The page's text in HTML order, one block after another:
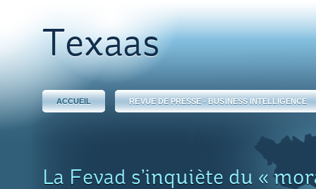
Texaas
ACCUEIL REVUE DE PRESSE - BUSINESS INTELLIGENCE
La Fevad s’inquiète du «